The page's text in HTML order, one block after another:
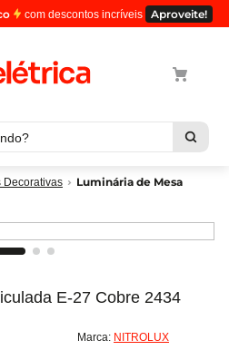
com descontos incríveis Aproveite!
Decorativas
Luminária de Mesa
E-27 Cobre 2434
Marca: NITROLUX